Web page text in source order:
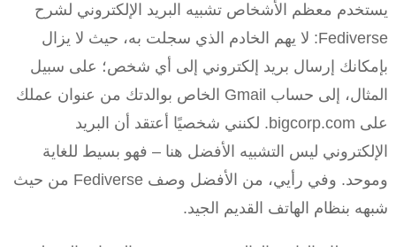
يستخدم معظم الأشخاص تشبيه البريد الإلكتروني لشرح
Fediverse: لا يهم الخادم الذي سجلت به، حيث لا يزال
بإمكانك إرسال بريد إلكتروني إلى أي شخص؛ على سبيل
المثال، إلى حساب Gmail الخاص بوالدتك من عنوان عملك
على bigcorp.com. لكنني شخصيًا أعتقد أن البريد
الإلكتروني ليس التشبيه الأفضل هنا – فهو بسيط للغاية
وموحد. وفي رأيي، من الأفضل وصف Fediverse من حيث
شبهه بنظام الهاتف القديم الجيد.